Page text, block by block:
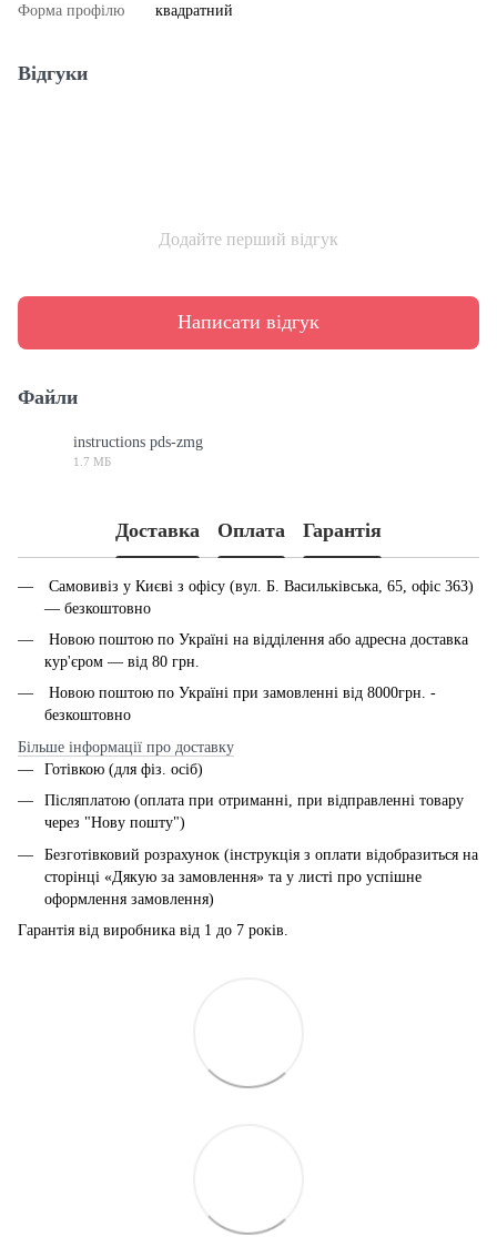
Форма профілю квадратний
Відгуки
Додайте перший відгук
Написати відгук
Файли
instructions pds-zmg
1.7 МБ
Доставка Оплата Гарантія
Самовивіз у Києві з офісу (вул. Б. Васильківська, 65, офіс 363)
— безкоштовно
Новою поштою по Україні на відділення або адресна доставка
кур'єром — від 80 грн.
Новою поштою по Україні при замовленні від 8000грн. -
безкоштовно
Більше інформації про доставку
Готівкою (для фіз. осіб)
Післяплатою (оплата при отриманні, при відправленні товару
через "Нову пошту")
Безготівковий розрахунок (інструкція з оплати відобразиться на
сторінці «Дякую за замовлення» та у листі про успішне
оформлення замовлення)
Гарантія від виробника від 1 до 7 років.